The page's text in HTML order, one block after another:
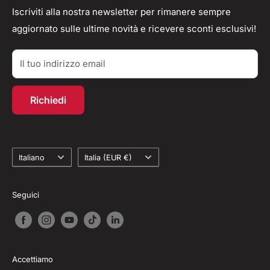
Feedback
Parlano di Noi
Acquisti TAX-FREE
Privacy Policy
Resi/Rimborsi
Contatti
Account personale
Programma fedeltà
Recesso dal contratto
Iscriviti alla nostra newsletter per rimanere sempre
aggiornato sulle ultime novità e ricevere sconti esclusivi!
Il tuo indirizzo email
Richiedi
Lingua
Italiano Paese
Italia (EUR €)
Seguici
Accettiamo